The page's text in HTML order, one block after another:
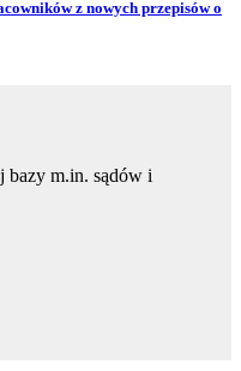
z nowych przepisów o
bazy m.in. sądów i